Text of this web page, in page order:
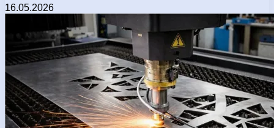
16.05.2026